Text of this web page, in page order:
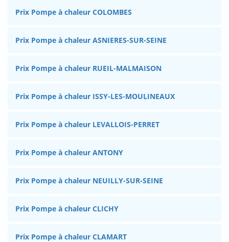
Prix Pompe à chaleur COLOMBES
Prix Pompe à chaleur ASNIERES-SUR-SEINE
Prix Pompe à chaleur RUEIL-MALMAISON
Prix Pompe à chaleur ISSY-LES-MOULINEAUX
Prix Pompe à chaleur LEVALLOIS-PERRET
Prix Pompe à chaleur ANTONY
Prix Pompe à chaleur NEUILLY-SUR-SEINE
Prix Pompe à chaleur CLICHY
Prix Pompe à chaleur CLAMART